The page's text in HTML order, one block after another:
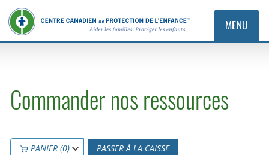
MENU
Commander nos ressources
PANIER (0) PASSER À LA CAISSE